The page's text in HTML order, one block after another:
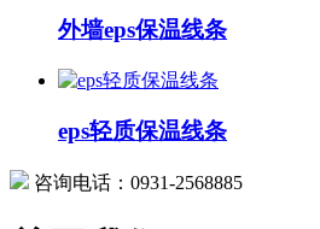
外墙eps保温线条
eps轻质保温线条
咨询电话：0931-2568885